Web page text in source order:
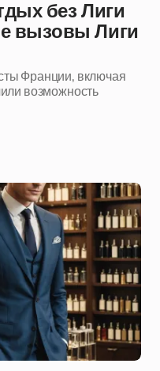
без Лиги
вызовы Лиги
Франции, включая
возможность